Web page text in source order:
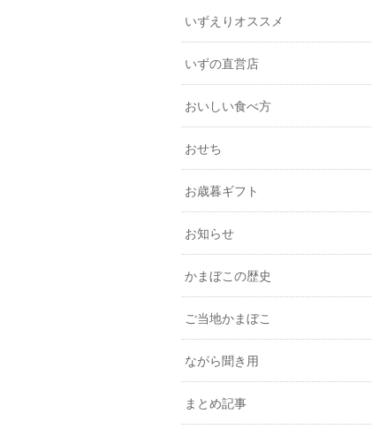
いずえりオススメ
いずの直営店
おいしい食べ方
おせち
お歳暮ギフト
お知らせ
かまぼこの歴史
ご当地かまぼこ
ながら聞き用
まとめ記事